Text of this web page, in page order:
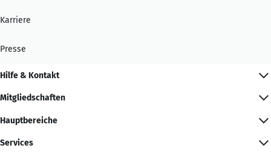
Karriere
Presse
Hilfe & Kontakt
Mitgliedschaften
Hauptbereiche
Services